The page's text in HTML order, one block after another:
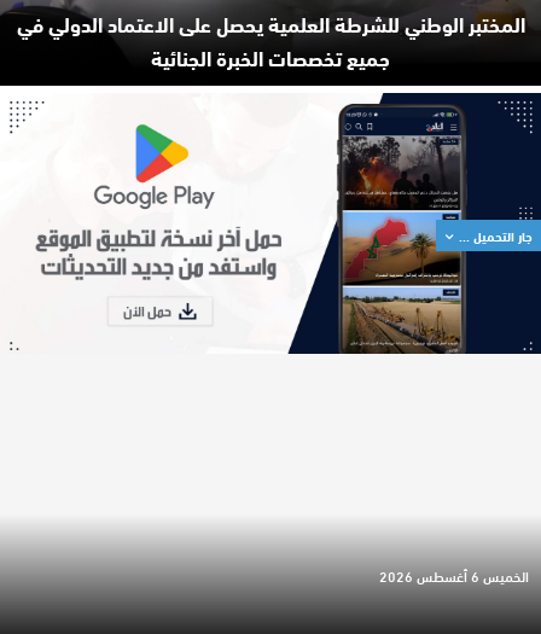
المختبر الوطني للشرطة العلمية يحصل على الاعتماد الدولي في
جميع تخصصات الخبرة الجنائية
الخميس 6 أغسطس 2026
جار التحميل ...